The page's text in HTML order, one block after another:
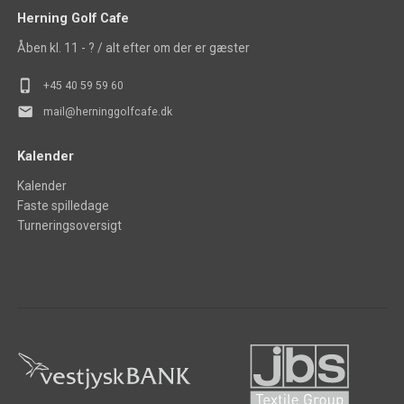
Herning Golf Cafe
Åben kl. 11 - ? / alt efter om der er gæster
phone_iphone +45 40 59 59 60
mail mail@herninggolfcafe.dk
Kalender
Kalender
Faste spilledage
Turneringsoversigt